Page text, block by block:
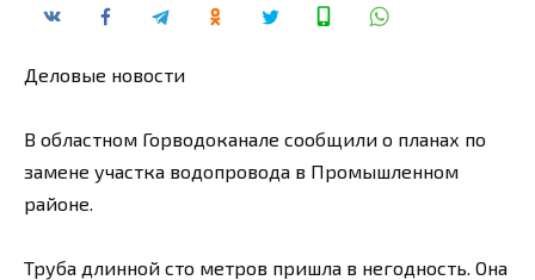
Деловые новости
В областном Горводоканале сообщили о планах по
замене участка водопровода в Промышленном
районе.
Труба длинной сто метров пришла в негодность. Она